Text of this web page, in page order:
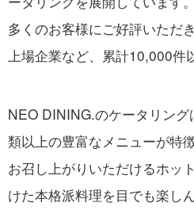
多くのお客様にご好評いただ
上場企業など、累計10,000件
NEO DINING.のケータリン
類以上の豊富なメニューが特
お召し上がりいただけるホッ
けた本格派料理を目でも楽し